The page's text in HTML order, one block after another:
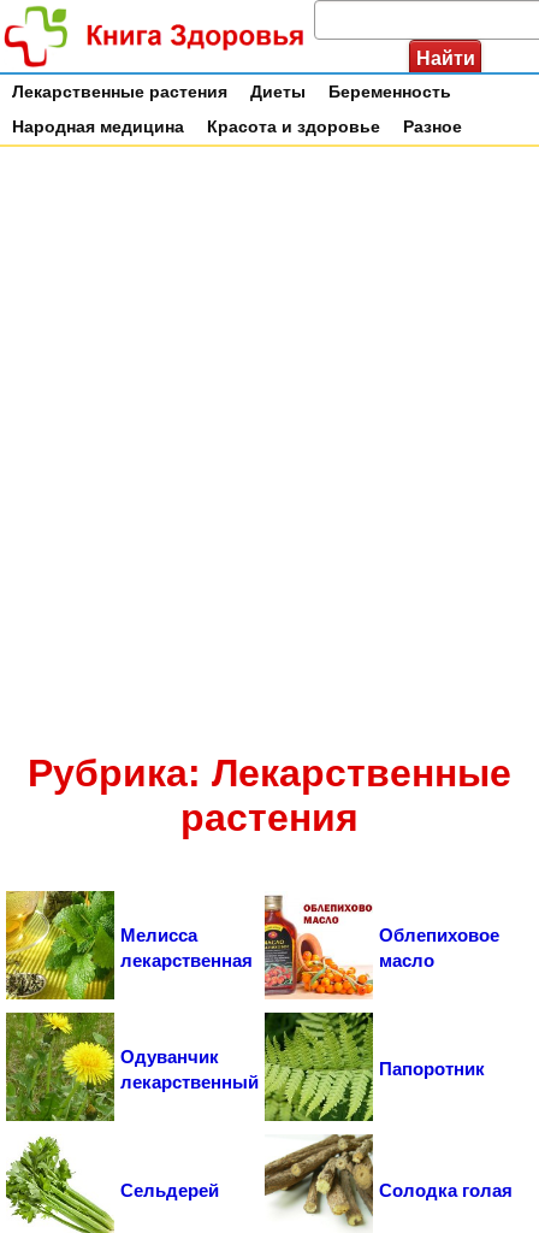
Лекарственные растения Диеты
Беременность
Народная медицина
Красота и здоровье Разное
Рубрика: Лекарственные
растения
Мелисса
лекарственная
Облепиховое
масло
Одуванчик
лекарственный
Папоротник
Сельдерей Солодка голая